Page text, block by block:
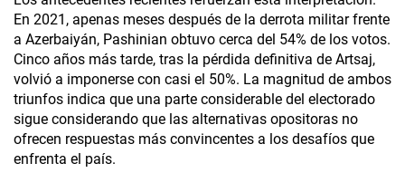
En 2021, apenas meses después de la derrota militar frente
a Azerbaiyán, Pashinian obtuvo cerca del 54% de los votos.
Cinco años más tarde, tras la pérdida definitiva de Artsaj,
volvió a imponerse con casi el 50%. La magnitud de ambos
triunfos indica que una parte considerable del electorado
sigue considerando que las alternativas opositoras no
ofrecen respuestas más convincentes a los desafíos que
enfrenta el país.